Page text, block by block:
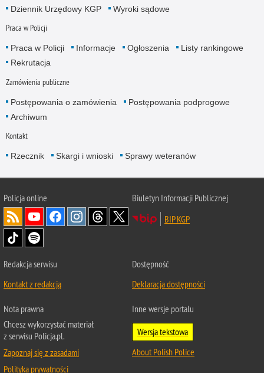
Dziennik Urzędowy KGP Wyroki sądowe
Praca w Policji
Praca w Policji Informacje Ogłoszenia
Listy rankingowe
Rekrutacja
Zamówienia publiczne
Postępowania o zamówienia
Postępowania podprogowe
Archiwum
Kontakt
Rzecznik Skargi i wnioski Sprawy weteranów
Policjaonline
Biuletyn Informacji Publicznej
BIP KGP
Redakcja serwisu
Kontakt z redakcją
Dostępność
Deklaracja dostępności
Nota prawna
Chcesz wykorzystać materiał
z serwisu Policja.pl.
Zapoznaj się z zasadami
Polityka prywatności
Inne wersje portalu
Wersja tekstowa
About Polish Police